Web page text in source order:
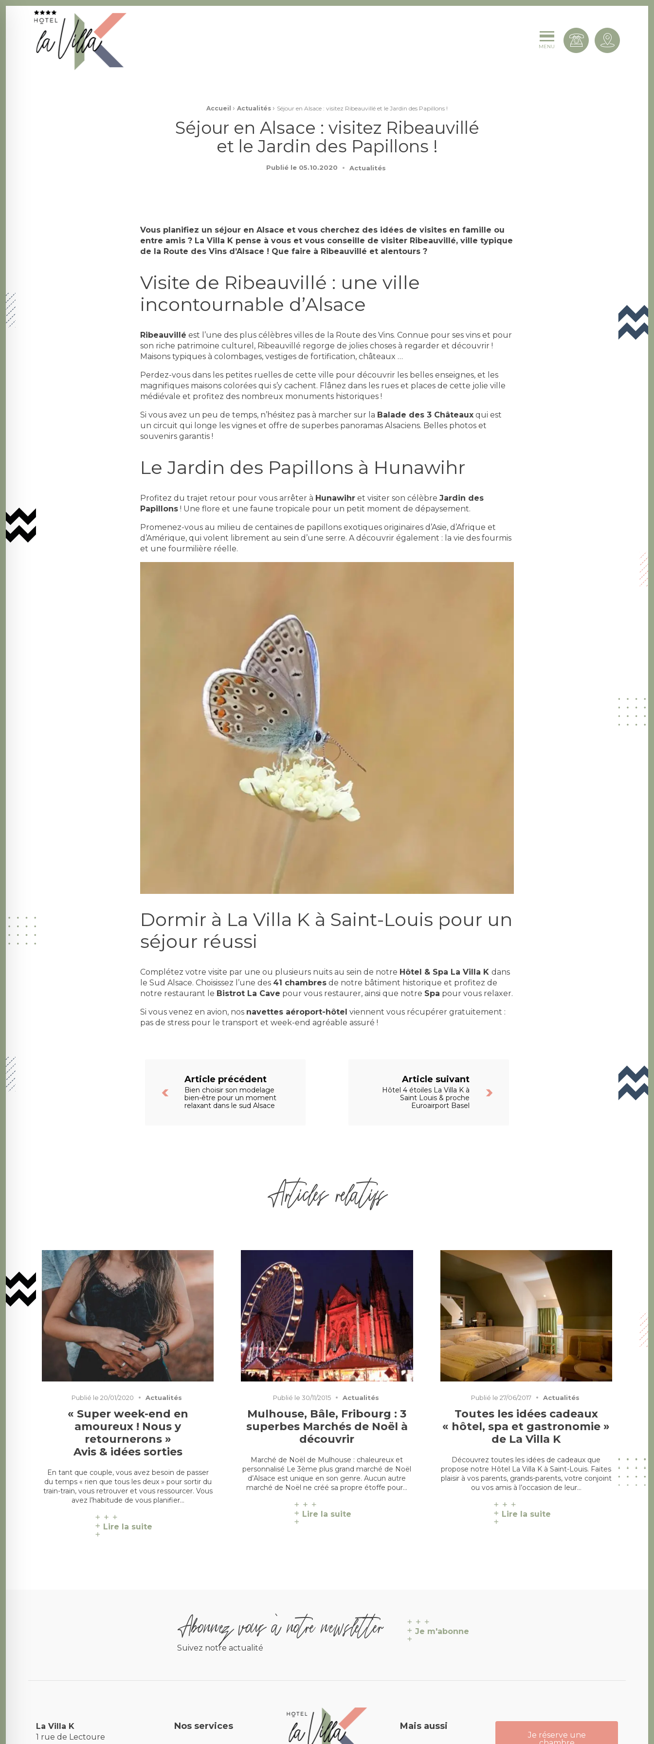
La Villa K Hôtel Spa Restaurant 4 étoiles
MENU Contactez-
Accueil › Actualités › Séjour en Alsace : visitez Ribeauvillé et le Jardin des Papillons !
Séjour en Alsace : visitez Ribeauvillé
et le Jardin des Papillons !
Publié le 05.10.2020 Actualités
Vous planifiez un séjour en Alsace et vous cherchez des idées de visites en famille ou
entre amis ? La Villa K pense à vous et vous conseille de visiter Ribeauvillé, ville typique
de la Route des Vins d’Alsace ! Que faire à Ribeauvillé et alentours ?
Visite de Ribeauvillé : une ville
incontournable d’Alsace
Ribeauvillé est l’une des plus célèbres villes de la Route des Vins. Connue pour ses vins et pour
son riche patrimoine culturel, Ribeauvillé regorge de jolies choses à regarder et découvrir !
Maisons typiques à colombages, vestiges de fortification, châteaux …
Perdez-vous dans les petites ruelles de cette ville pour découvrir les belles enseignes, et les
magnifiques maisons colorées qui s’y cachent. Flânez dans les rues et places de cette jolie ville
médiévale et profitez des nombreux monuments historiques !
Si vous avez un peu de temps, n’hésitez pas à marcher sur la Balade des 3 Châteaux qui est
un circuit qui longe les vignes et offre de superbes panoramas Alsaciens. Belles photos et
souvenirs garantis !
Le Jardin des Papillons à Hunawihr
Profitez du trajet retour pour vous arrêter à Hunawihr et visiter son célèbre Jardin des
Papillons ! Une flore et une faune tropicale pour un petit moment de dépaysement.
Promenez-vous au milieu de centaines de papillons exotiques originaires d’Asie, d’Afrique et
d’Amérique, qui volent librement au sein d’une serre. A découvrir également : la vie des fourmis
et une fourmilière réelle.
Dormir à La Villa K à Saint-Louis pour un
séjour réussi
Complétez votre visite par une ou plusieurs nuits au sein de notre Hôtel & Spa La Villa K dans
le Sud Alsace. Choisissez l’une des 41 chambres de notre bâtiment historique et profitez de
notre restaurant le Bistrot La Cave pour vous restaurer, ainsi que notre Spa pour vous relaxer.
Si vous venez en avion, nos navettes aéroport-hôtel viennent vous récupérer gratuitement :
pas de stress pour le transport et week-end agréable assuré !
Article précédent
Bien choisir son modelage
bien-être pour un moment
relaxant dans le sud Alsace
Article suivant
Hôtel 4 étoiles La Villa K à
Saint Louis & proche
Euroairport Basel
Articles relatifs
Publié le 20/01/2020 Actualités
« Super week-end en
amoureux ! Nous y
retournerons »
Avis & idées sorties
En tant que couple, vous avez besoin de passer
du temps « rien que tous les deux » pour sortir du
train-train, vous retrouver et vous ressourcer. Vous
avez l’habitude de vous planifier…
Lire la suite
Publié le 30/11/2015 Actualités
Mulhouse, Bâle, Fribourg : 3
superbes Marchés de Noël à
découvrir
Marché de Noël de Mulhouse : chaleureux et
personnalisé Le 3ème plus grand marché de Noël
d’Alsace est unique en son genre. Aucun autre
marché de Noël ne créé sa propre étoffe pour…
Lire la suite
Publié le 27/06/2017 Actualités
Toutes les idées cadeaux
« hôtel, spa et gastronomie »
de La Villa K
Découvrez toutes les idées de cadeaux que
propose notre Hôtel La Villa K à Saint-Louis. Faites
plaisir à vos parents, grands-parents, votre conjoint
ou vos amis à l’occasion de leur…
Lire la suite
Abonnez vous à notre newsletter
Suivez notre actualité
Je m'abonne
La Villa K
1 rue de Lectoure
Nos services
La Villa K Hôtel Spa Restaurant 4 étoiles
Mais aussi
Je réserve une